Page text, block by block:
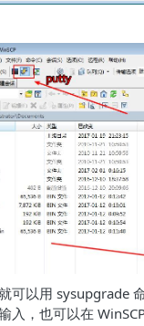
可以用 sysupgrade
入，也可以在